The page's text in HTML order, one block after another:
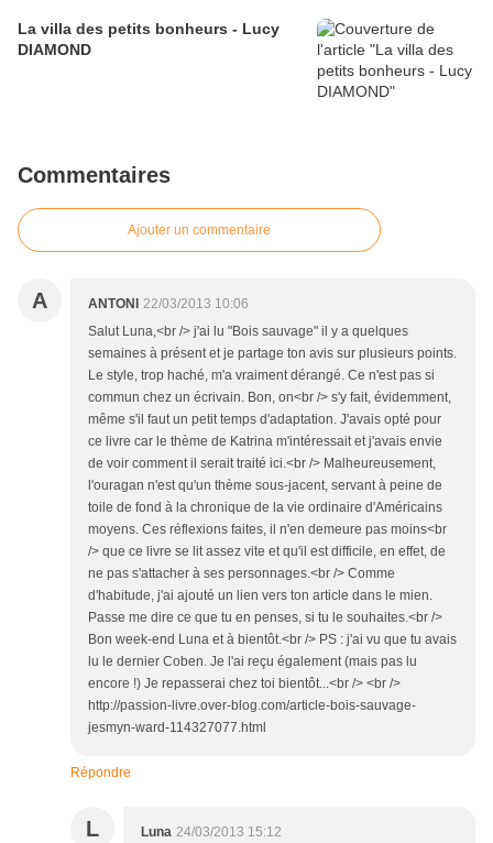
La villa des petits bonheurs - Lucy
DIAMOND
Commentaires
Ajouter un commentaire
A ANTONI
22/03/2013 10:06
Salut Luna,<br /> j'ai lu "Bois sauvage" il y a quelques
semaines à présent et je partage ton avis sur plusieurs points.
Le style, trop haché, m'a vraiment dérangé. Ce n'est pas si
commun chez un écrivain. Bon, on<br /> s'y fait, évidemment,
même s'il faut un petit temps d'adaptation. J'avais opté pour
ce livre car le thème de Katrina m'intéressait et j'avais envie
de voir comment il serait traité ici.<br /> Malheureusement,
l'ouragan n'est qu'un thème sous-jacent, servant à peine de
toile de fond à la chronique de la vie ordinaire d'Américains
moyens. Ces réflexions faites, il n'en demeure pas moins<br
/> que ce livre se lit assez vite et qu'il est difficile, en effet, de
ne pas s'attacher à ses personnages.<br /> Comme
d'habitude, j'ai ajouté un lien vers ton article dans le mien.
Passe me dire ce que tu en penses, si tu le souhaites.<br />
Bon week-end Luna et à bientôt.<br /> PS : j'ai vu que tu avais
lu le dernier Coben. Je l'ai reçu également (mais pas lu
encore !) Je repasserai chez toi bientôt...<br /> <br />
http://passion-livre.over-blog.com/article-bois-sauvage-
jesmyn-ward-114327077.html
Répondre
L Luna 24/03/2013 15:12